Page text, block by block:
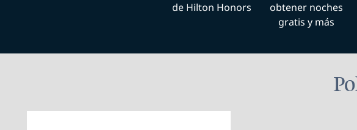
de Hilton Honors
obtener noches
gratis y más